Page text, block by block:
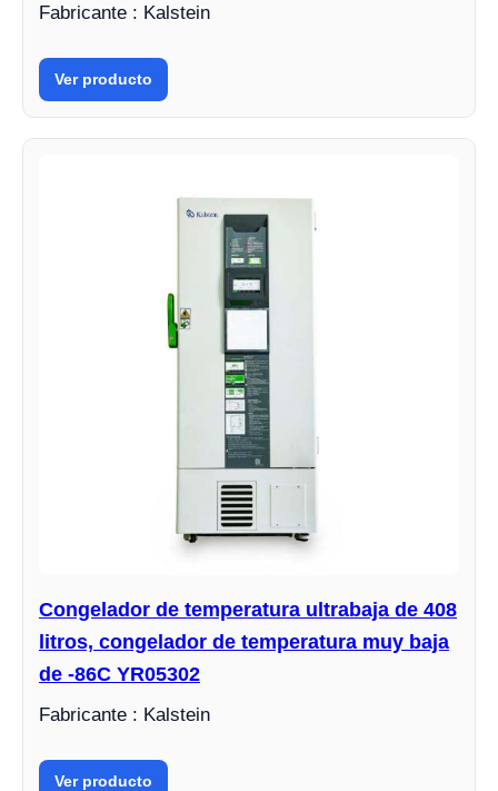
Fabricante : Kalstein
Ver producto
Congelador de temperatura ultrabaja de 408
litros, congelador de temperatura muy baja
de -86C YR05302
Fabricante : Kalstein
Ver producto